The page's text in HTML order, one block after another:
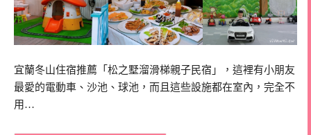
宜蘭冬山住宿推薦「松之墅溜滑梯親子民宿」，這裡有小朋友
最愛的電動車、沙池、球池，而且這些設施都在室內，完全不
用…